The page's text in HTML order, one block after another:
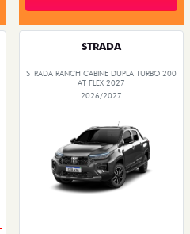
STRADA
STRADA RANCH CABINE DUPLA TURBO 200
AT FLEX 2027
2026/2027